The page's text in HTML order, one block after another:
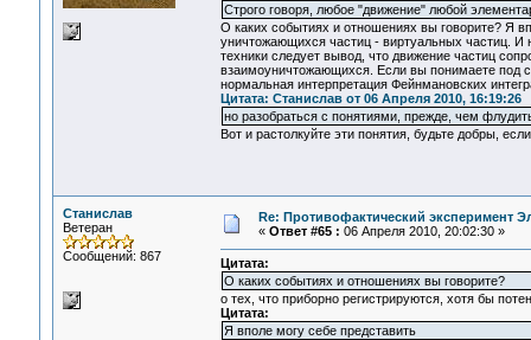
Строго говоря, любое "движение" любой
О каких событиях и отношениях вы говорите? Я
уничтожающихся частиц - виртуальных частиц. И
техники следует вывод, что движение частиц
взаимоуничтожающихся. Если вы понимаете под
нормальная интерпретация Фейнмановских
Цитата: Станислав от 06 Апреля 2010, 16:19:26
но разобраться с понятиями, прежде, чем
Вот и растолкуйте эти понятия, будьте добры,
Станислав
Ветеран
Сообщений: 867
Re: Противофактический эксперимент
« Ответ #65 : 06 Апреля 2010, 20:02:30 »
Цитата:
О каких событиях и отношениях вы говорите?
о тех, что приборно регистрируются, хотя бы
Цитата:
Я вполе могу себе представить